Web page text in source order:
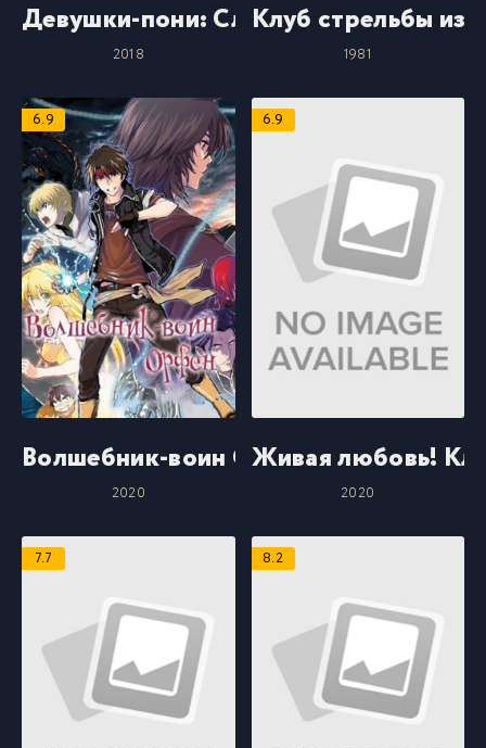
Девушки-пони: Славное дерби
2018
Клуб стрельбы из
1981
6.9
Волшебник-воин Орфен
2020
6.9
Живая любовь!
2020
7.7 8.2